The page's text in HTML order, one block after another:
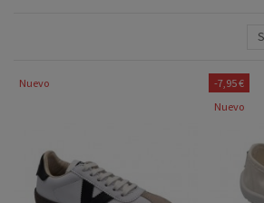
Nuevo
-7,95 €
Nuevo